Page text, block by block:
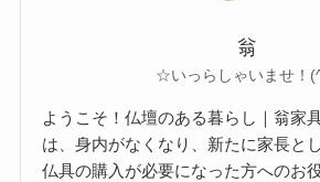
翁
☆いっらしゃいませ！
ようこそ！仏壇のある暮らし｜翁家
は、身内がなくなり、新たに家長と
仏具の購入が必要になった方へのお